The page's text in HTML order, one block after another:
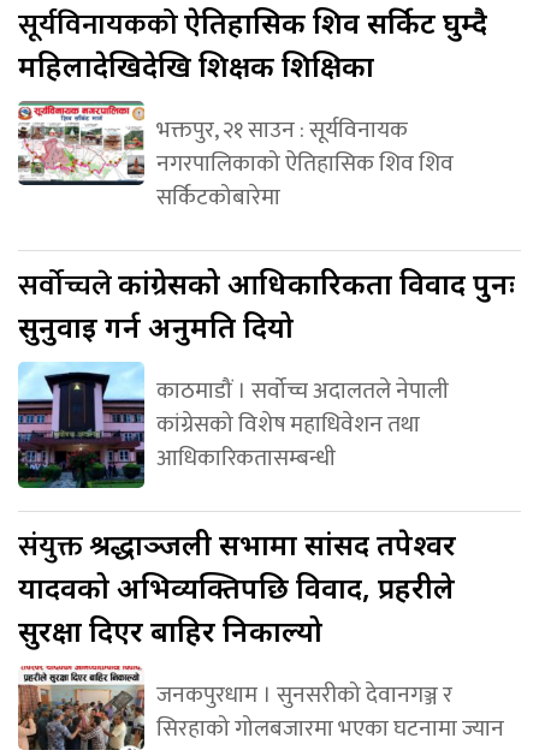
सूर्यविनायककोऐतिहासिक शिव सर्किट घुम्दै
महिलादेखिदेखि शिक्षक शिक्षिका
भक्तपुर, २१ साउन : सूर्यविनायक
नगरपालिकाको ऐतिहासिक शिव शिव
सर्किटकोबारेमा
सर्वोच्चलेकांग्रेसको आधिकारिकता विवाद पुनः
सुनुवाइ गर्न अनुमति दियो
काठमाडौं । सर्वोच्च अदालतले नेपाली
कांग्रेसको विशेष महाधिवेशन तथा
आधिकारिकतासम्बन्धी
संयुक्तश्रद्धाञ्जली सभामा सांसद तपेश्वर
यादवको अभिव्यक्तिपछि विवाद, प्रहरीले
सुरक्षा दिएर बाहिर निकाल्यो
जनकपुरधाम । सुनसरीको देवानगञ्ज र
सिरहाको गोलबजारमा भएका घटनामा ज्यान